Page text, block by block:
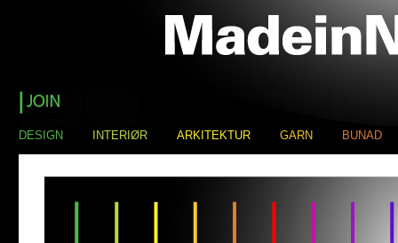
DESIGN INTERIØR ARKITEKTUR GARN BUNAD